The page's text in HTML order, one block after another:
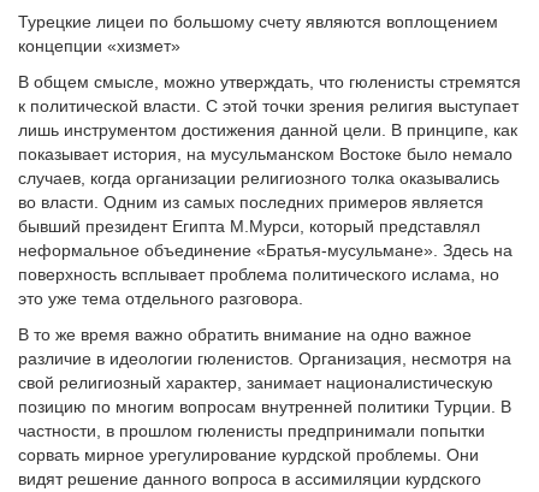
Турецкие лицеи по большому счету являются воплощением
концепции «хизмет»
В общем смысле, можно утверждать, что гюленисты стремятся
к политической власти. С этой точки зрения религия выступает
лишь инструментом достижения данной цели. В принципе, как
показывает история, на мусульманском Востоке было немало
случаев, когда организации религиозного толка оказывались
во власти. Одним из самых последних примеров является
бывший президент Египта М.Мурси, который представлял
неформальное объединение «Братья-мусульмане». Здесь на
поверхность всплывает проблема политического ислама, но
это уже тема отдельного разговора.
В то же время важно обратить внимание на одно важное
различие в идеологии гюленистов. Организация, несмотря на
свой религиозный характер, занимает националистическую
позицию по многим вопросам внутренней политики Турции. В
частности, в прошлом гюленисты предпринимали попытки
сорвать мирное урегулирование курдской проблемы. Они
видят решение данного вопроса в ассимиляции курдского